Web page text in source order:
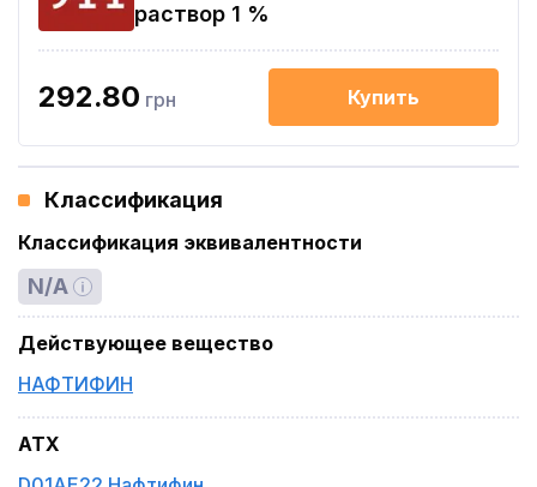
раствор 1 %
292.80 грн Купить
Классификация
Классификация эквивалентности
N/A
Действующее вещество
НАФТИФИН
ATX